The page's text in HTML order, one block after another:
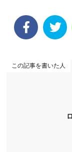
この記事を書いた人